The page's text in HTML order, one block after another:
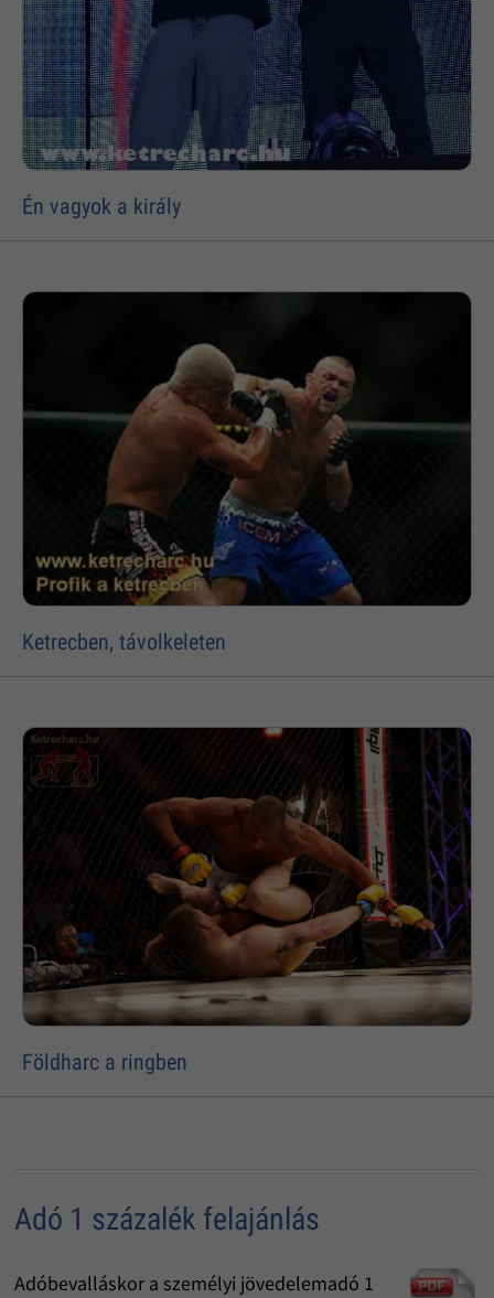
Én vagyok a király
Ketrecben, távolkeleten
Földharc a ringben
Adó 1 százalék felajánlás
Adóbevalláskor a személyi jövedelemadó 1